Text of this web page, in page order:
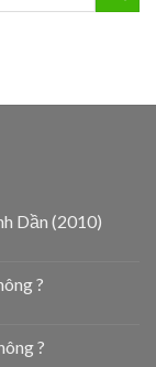
Dần (2010)
?
?